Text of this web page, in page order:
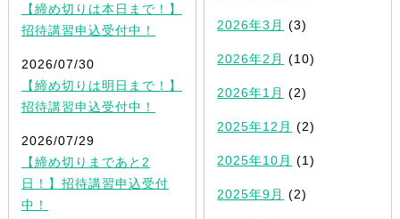
【締め切りは本日まで！】
招待講習申込受付中！
2026/07/30
【締め切りは明日まで！】
招待講習申込受付中！
2026/07/29
【締め切りまであと2
日！】招待講習申込受付
中！
2026年3月 (3)
2026年2月 (10)
2026年1月 (2)
2025年12月 (2)
2025年10月 (1)
2025年9月 (2)